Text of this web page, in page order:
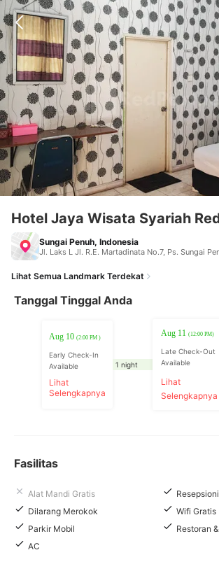
Hotel Jaya Wisata Syariah
Sungai Penuh, Indonesia
Lihat Semua Landmark Terdekat
Tanggal Tinggal Anda
Aug 10 (2:00 PM )
Early Check-In
Available
Lihat
Selengkapnya
1 night
Aug 11(12:00 PM)
Late Check-Out
Available
Lihat
Selengkapnya
Fasilitas
Alat Mandi Gratis
Dilarang Merokok
Wifi Gratis
Parkir Mobil
Restoran
AC